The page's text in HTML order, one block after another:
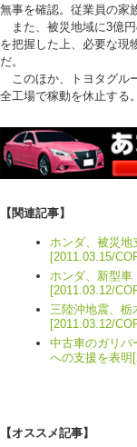
無事を確認。従業員の家
また、被災地域に3億
を把握した上、必要な現
だ。
このほか、トヨタグル
全工場で稼動を休止する。
【関連記事】
ホンダ、被災地
[2011.03.15/
ホンダ、新型車
[2011.03.12/
三陸沖地震、栃
[2011.03.12/
中古車のガリバ
への支援を表明
【オススメ記事】